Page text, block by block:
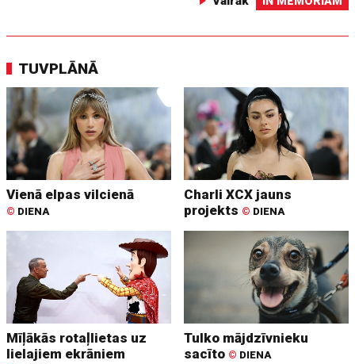
TUVPLĀNĀ
Vienā elpas vilcienā
© DIENA
Charli XCX jauns
projekts © DIENA
Mīļākās rotaļlietas uz
lielajiem ekrāniem
Tulko mājdzīvnieku
sacīto © DIENA